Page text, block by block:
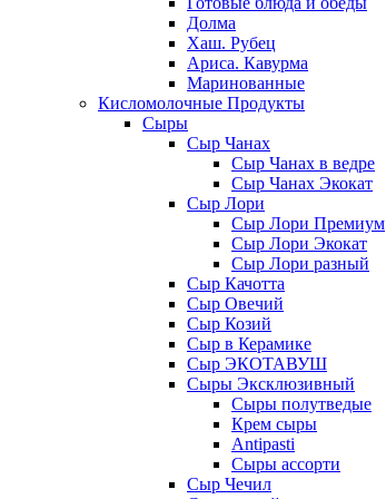
Долма
Хаш. Рубец
Ариса. Кавурма
Маринованные
Кисломолочные Продукты
Сыры
Сыр Чанах
Сыр Чанах в ведре
Сыр Чанах Экокат
Сыр Лори
Сыр Лори Премиум
Сыр Лори Экокат
Сыр Лори разный
Сыр Качотта
Сыр Овечий
Сыр Козий
Сыр в Керамике
Сыр ЭКОТАВУШ
Сыры Эксклюзивный
Сыры полутведые
Крем сыры
Antipasti
Сыры ассорти
Сыр Чечил